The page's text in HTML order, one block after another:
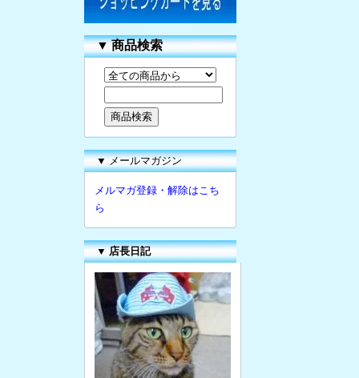
▼商品検索
▼ メールマガジン
メルマガ登録・解除はこち
ら
▼ 店長日記